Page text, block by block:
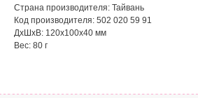
Страна производителя: Тайвань
Код производителя: 502 020 59 91
ДxШxВ: 120x100x40 мм
Вес: 80 г